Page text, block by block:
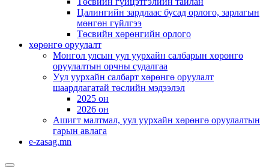
Цалингийн зардлаас бусад орлого, зарлагын
мөнгөн гүйлгээ
Төсвийн хөрөнгийн орлого
хөрөнгө оруулалт
Монгол улсын уул уурхайн салбарын хөрөнгө
оруулалтын орчны судалгаа
Уул уурхайн салбарт хөрөнгө оруулалт
шаардлагатай төслийн мэдээлэл
2025 он
2026 он
Ашигт малтмал, уул уурхайн хөрөнгө оруулалтын
гарын авлага
e-zasag.mn